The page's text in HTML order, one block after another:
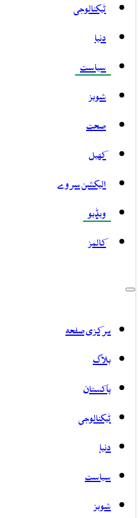
ٹیکنالوجی
دنیا
سیاست
شوبز
صحت
کھیل
الیکشن سروے
ویڈیو
کالمز
مرکزی صفحہ
بلاگ
پاکستان
ٹیکنالوجی
دنیا
سیاست
شوبز